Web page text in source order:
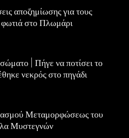
αποζημίωσης για τους
φωτιά στο Πλωμάρι
| Πήγε να ποτίσει το
νεκρός στο πηγάδι
Μεταμορφώσεως του
Μυστεγνών